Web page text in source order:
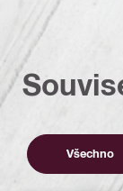
Všechno